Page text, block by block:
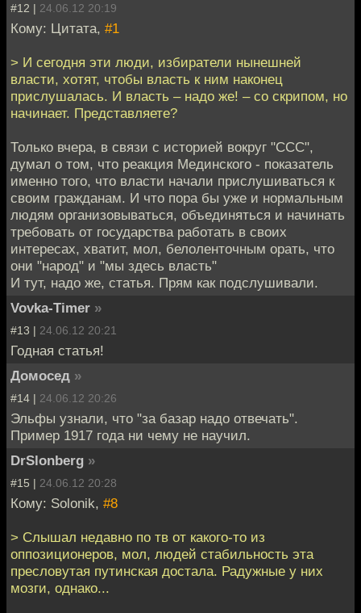
#12 | 24.06.12 20:19
Кому: Цитата, #1
> И сегодня эти люди, избиратели нынешней
власти, хотят, чтобы власть к ним наконец
прислушалась. И власть – надо же! – со скрипом, но
начинает. Представляете?
Только вчера, в связи с историей вокруг "ССС",
думал о том, что реакция Мединского - показатель
именно того, что власти начали прислушиваться к
своим гражданам. И что пора бы уже и нормальным
людям организовываться, объединяться и начинать
требовать от государства работать в своих
интересах, хватит, мол, белоленточным орать, что
они "народ" и "мы здесь власть"
И тут, надо же, статья. Прям как подслушивали.
Vovka-Timer »
#13 | 24.06.12 20:21
Годная статья!
Домосед »
#14 | 24.06.12 20:26
Эльфы узнали, что "за базар надо отвечать".
Пример 1917 года ни чему не научил.
DrSlonberg »
#15 | 24.06.12 20:28
Кому: Solonik, #8
> Слышал недавно по тв от какого-то из
оппозиционеров, мол, людей стабильность эта
пресловутая путинская достала. Радужные у них
мозги, однако...